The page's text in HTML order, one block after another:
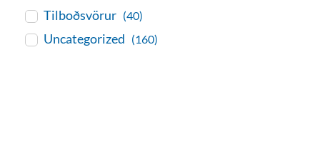
Tilboðsvörur (40)
Uncategorized (160)